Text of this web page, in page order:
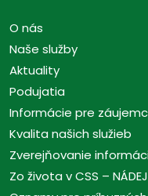
O nás
Naše služby
Aktuality
Podujatia
Informácie pre
Kvalita našich služieb
Zverejňovanie
Zo života v CSS – NÁDEJ